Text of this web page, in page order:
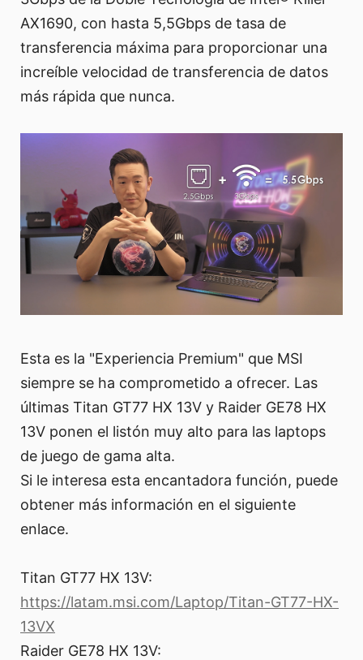
AX1690, con hasta 5,5Gbps de tasa de
transferencia máxima para proporcionar una
increíble velocidad de transferencia de datos
más rápida que nunca.
Esta es la "Experiencia Premium" que MSI
siempre se ha comprometido a ofrecer. Las
últimas Titan GT77 HX 13V y Raider GE78 HX
13V ponen el listón muy alto para las laptops
de juego de gama alta.
Si le interesa esta encantadora función, puede
obtener más información en el siguiente
enlace.
Titan GT77 HX 13V:
https://latam.msi.com/Laptop/Titan-GT77-HX-
13VX
Raider GE78 HX 13V: